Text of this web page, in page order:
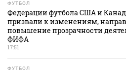
ФУТБОЛ
Федерации футбола США и
призвали к изменениям,
повышение прозрачности
ФИФА
17:51
ФУТБОЛ